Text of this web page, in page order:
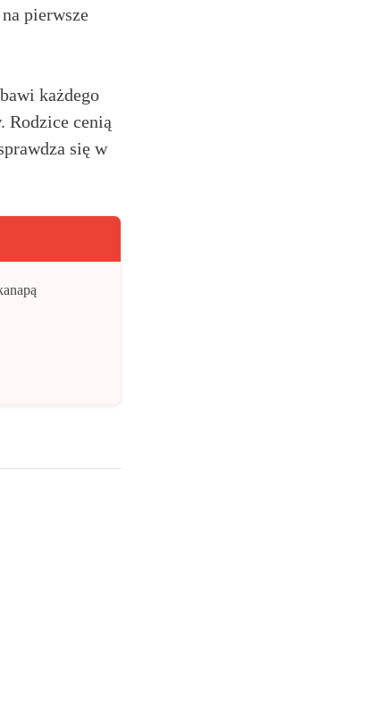
pierwsze
każdego
Rodzice cenią
się w